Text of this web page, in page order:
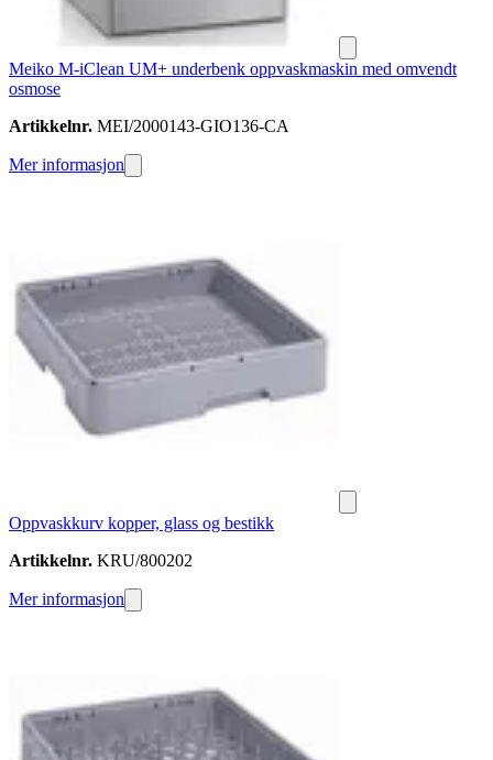
Meiko M-iClean UM+ underbenk oppvaskmaskin med omvendt
osmose
Artikkelnr. MEI/2000143-GIO136-CA
Mer informasjon
Oppvaskkurv kopper, glass og bestikk
Artikkelnr. KRU/800202
Mer informasjon